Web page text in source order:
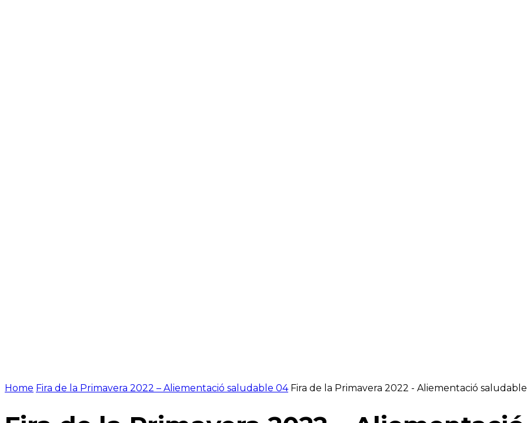
Home Fira de la Primavera 2022 – Aliementació saludable 04 Fira de la Primavera 2022 - Aliementació